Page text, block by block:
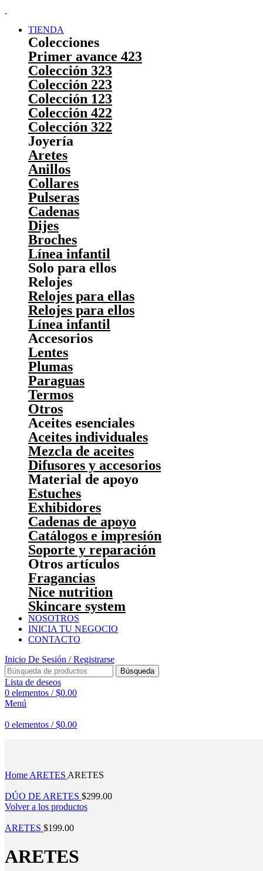
TIENDA
Colecciones
Primer avance 423
Colección 323
Colección 223
Colección 123
Colección 422
Colección 322
Joyería
Aretes
Anillos
Collares
Pulseras
Cadenas
Dijes
Broches
Línea infantil
Solo para ellos
Relojes
Relojes para ellas
Relojes para ellos
Línea infantil
Accesorios
Lentes
Plumas
Paraguas
Termos
Otros
Aceites esenciales
Aceites individuales
Mezcla de aceites
Difusores y accesorios
Material de apoyo
Estuches
Exhibidores
Cadenas de apoyo
Catálogos e impresión
Soporte y reparación
Otros artículos
Fragancias
Nice nutrition
Skincare system
NOSOTROS
INICIA TU NEGOCIO
CONTACTO
Inicio De Sesión / Registrarse
Búsqueda
Lista de deseos
0 elementos / $0.00
Menú
0 elementos / $0.00
Home ARETES ARETES
DÚO DE ARETES $299.00
Volver a los productos
ARETES $199.00
ARETES